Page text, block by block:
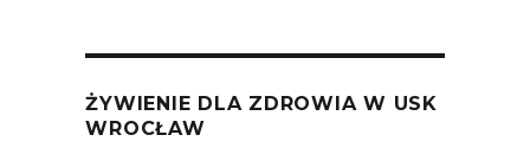
ŻYWIENIE DLA ZDROWIA W USK
WROCŁAW